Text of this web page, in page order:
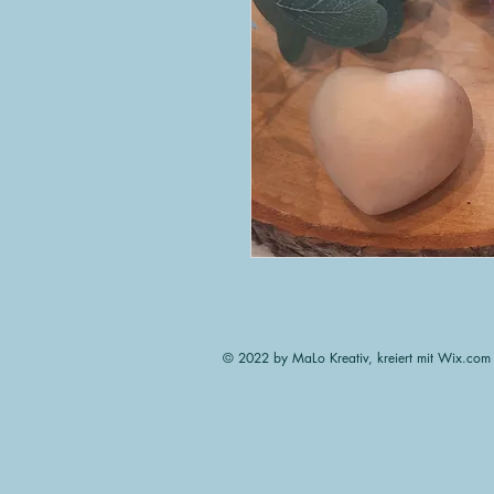
© 2022 by MaLo Kreativ, kreiert mit Wix.com